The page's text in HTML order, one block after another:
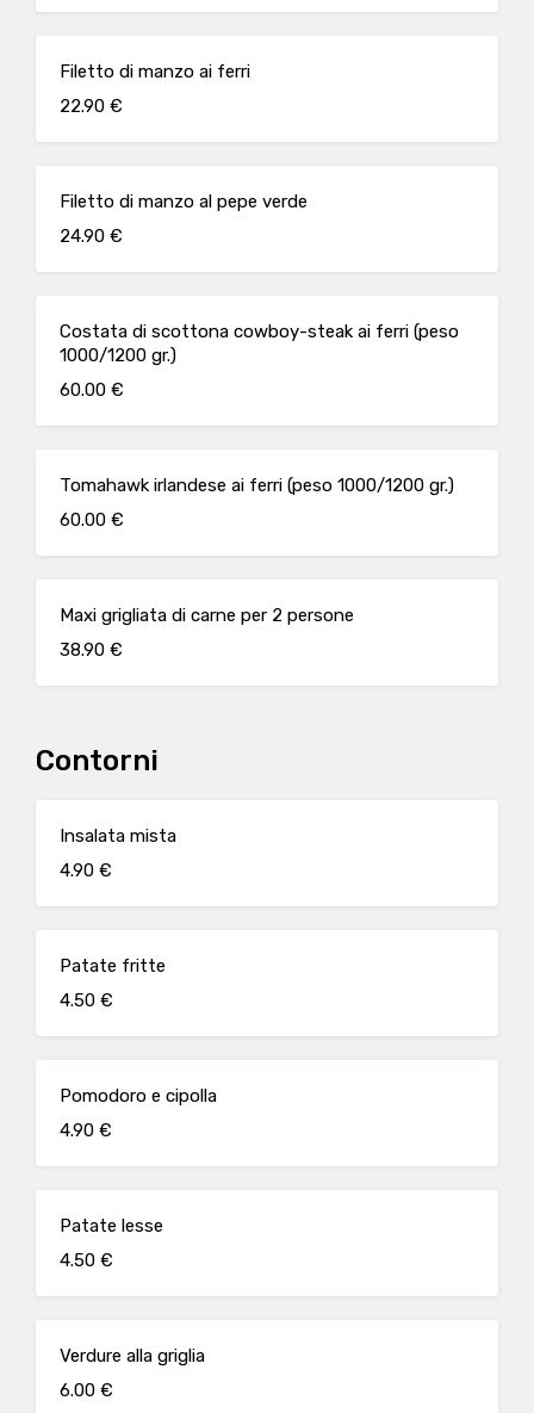
Filetto di manzo ai ferri
22.90 €
Filetto di manzo al pepe verde
24.90 €
Costata di scottona cowboy-steak ai ferri (peso
1000/1200 gr.)
60.00 €
Tomahawk irlandese ai ferri (peso 1000/1200 gr.)
60.00 €
Maxi grigliata di carne per 2 persone
38.90 €
Contorni
Insalata mista
4.90 €
Patate fritte
4.50 €
Pomodoro e cipolla
4.90 €
Patate lesse
4.50 €
Verdure alla griglia
6.00 €